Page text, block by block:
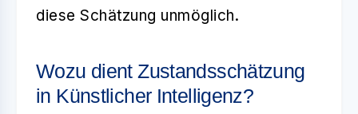
diese Schätzung unmöglich.
Wozu dient Zustandsschätzung
in Künstlicher Intelligenz?